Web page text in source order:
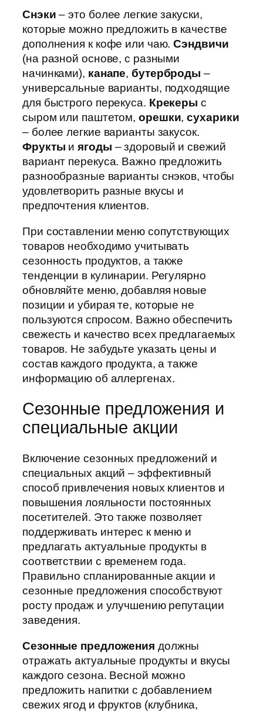
Снэки – это более легкие закуски,
которые можно предложить в качестве
дополнения к кофе или чаю.Сэндвичи
(на разной основе, с разными
начинками), канапе,бутерброды –
универсальные варианты, подходящие
для быстрого перекуса. Крекеры с
сыром или паштетом, орешки,сухарики
– более легкие варианты закусок.
Фрукты иягоды – здоровый и свежий
вариант перекуса. Важно предложить
разнообразные варианты снэков, чтобы
удовлетворить разные вкусы и
предпочтения клиентов.
При составлении меню сопутствующих
товаров необходимо учитывать
сезонность продуктов, а также
тенденции в кулинарии. Регулярно
обновляйте меню, добавляя новые
позиции и убирая те, которые не
пользуются спросом. Важно обеспечить
свежесть и качество всех предлагаемых
товаров. Не забудьте указать цены и
состав каждого продукта, а также
информацию об аллергенах.
Сезонные предложения и
специальные акции
Включение сезонных предложений и
специальных акций – эффективный
способ привлечения новых клиентов и
повышения лояльности постоянных
посетителей. Это также позволяет
поддерживать интерес к меню и
предлагать актуальные продукты в
соответствии с временем года.
Правильно спланированные акции и
сезонные предложения способствуют
росту продаж и улучшению репутации
заведения.
Сезонные предложения должны
отражать актуальные продукты и вкусы
каждого сезона. Весной можно
предложить напитки с добавлением
свежих ягод и фруктов (клубника,